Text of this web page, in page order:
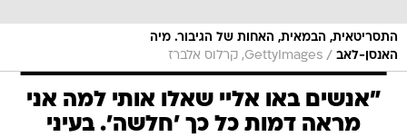
התסריטאית, הבמאית, האחות של הגיבור. מיה
האנסן-לאב / GettyImages, קרלוס אלברז
"אנשים באו אליי שאלו אותי למה אני
מראה דמות כל כך 'חלשה'. בעיני